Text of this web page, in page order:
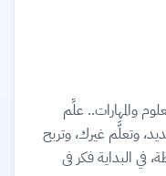
والمهارات.. علِّم
وتعلَّم غيرك، وتربح
في البداية فكر فى